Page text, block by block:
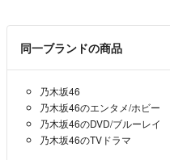
同一ブランドの商品
乃木坂46
乃木坂46のエンタメ/ホビー
乃木坂46のDVD/ブルーレイ
乃木坂46のTVドラマ